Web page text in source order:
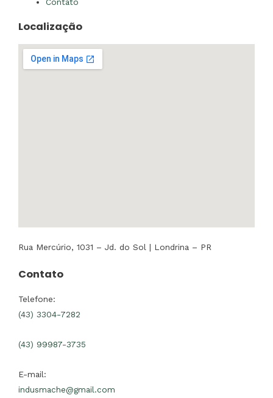
Localização
Rua Mercúrio, 1031 – Jd. do Sol | Londrina – PR
Contato
Telefone:
(43) 3304-7282
(43) 99987-3735
E-mail:
indusmache@gmail.com